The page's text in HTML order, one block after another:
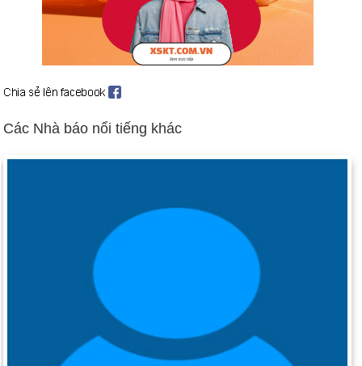
toàn vẹn của thị trường chứng khoán.
Ngày 6-6 năm 1944:Hàng nghìn quân Đồng minh đã xâm
chiếm các bãi biển của Normandy, Pháp, vào ngày D-Day.
Ngày 6-6 năm 1982:
Ngày 6-6 năm 2001:Thượng nghị sĩ James Jeffords của
Ngày 6-6 năm 2002:Tổng thống Bush đề xuất một bộ phận
Nội các mới: Bộ An ninh Nội địa.
Các Nhà báo nổi tiếng khác